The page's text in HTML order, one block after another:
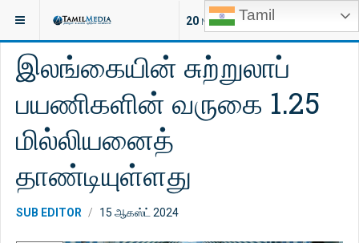
Tamil
20 NEW ARTICLES
இருக்குமிடம்: செய்திகள்
இலங்கையின் சுற்றுலாப்
பயணிகளின் வருகை 1.25
மில்லியனைத்
தாண்டியுள்ளது
SUB EDITOR 15 ஆகஸ்ட் 2024